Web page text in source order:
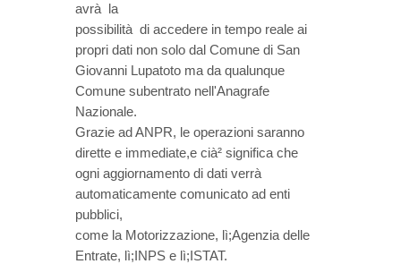
avrà la
possibilità di accedere in tempo reale ai
propri dati non solo dal Comune di San
Giovanni Lupatoto ma da qualunque
Comune subentrato nell'Anagrafe
Nazionale.
Grazie ad ANPR, le operazioni saranno
dirette e immediate,e cià² significa che
ogni aggiornamento di dati verrà
automaticamente comunicato ad enti
pubblici,
come la Motorizzazione, lì;Agenzia delle
Entrate, lì;INPS e lì;ISTAT.